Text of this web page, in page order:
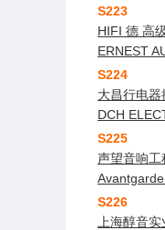
S223
HIFI 德 高
ERNEST
S224
大昌行电器
DCH
S225
声望音响工
S226
上海醇音